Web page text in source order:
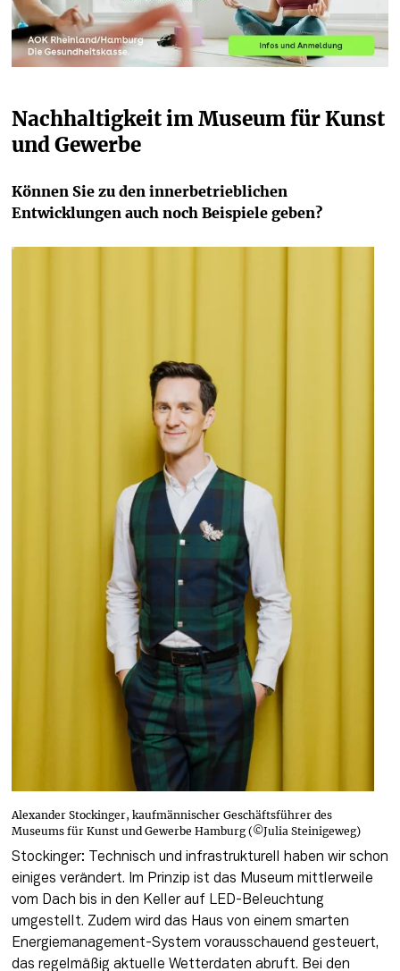
Nachhaltigkeit im Museum für Kunst
und Gewerbe
Können Sie zu den innerbetrieblichen
Entwicklungen auch noch Beispiele geben?
Alexander Stockinger, kaufmännischer Geschäftsführer des
Museums für Kunst und Gewerbe Hamburg (©Julia Steinigeweg)
Stockinger: Technisch und infrastrukturell haben wir schon
einiges verändert. Im Prinzip ist das Museum mittlerweile
vom Dach bis in den Keller auf LED-Beleuchtung
umgestellt. Zudem wird das Haus von einem smarten
Energiemanagement-System vorausschauend gesteuert,
das regelmäßig aktuelle Wetterdaten abruft. Bei den